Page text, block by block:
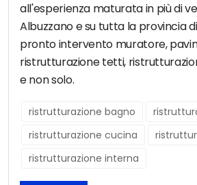
all'esperienza maturata in più di
Albuzzano e su tutta la provincia
pronto intervento muratore,
ristrutturazione tetti,
e non solo.
ristrutturazione bagno
ristrutturazione cucina
ristrutturazione interna